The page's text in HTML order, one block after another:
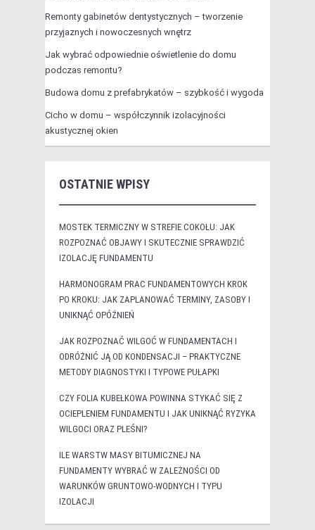
Remonty gabinetów dentystycznych – tworzenie
przyjaznych i nowoczesnych wnętrz
Jak wybrać odpowiednie oświetlenie do domu
podczas remontu?
Budowa domu z prefabrykatów – szybkość i wygoda
Cicho w domu – współczynnik izolacyjności
akustycznej okien
OSTATNIE WPISY
MOSTEK TERMICZNY W STREFIE COKOŁU: JAK
ROZPOZNAĆ OBJAWY I SKUTECZNIE SPRAWDZIĆ
IZOLACJĘ FUNDAMENTU
HARMONOGRAM PRAC FUNDAMENTOWYCH KROK
PO KROKU: JAK ZAPLANOWAĆ TERMINY, ZASOBY I
UNIKNĄĆ OPÓŹNIEŃ
JAK ROZPOZNAĆ WILGOĆ W FUNDAMENTACH I
ODRÓŻNIĆ JĄ OD KONDENSACJI – PRAKTYCZNE
METODY DIAGNOSTYKI I TYPOWE PUŁAPKI
CZY FOLIA KUBEŁKOWA POWINNA STYKAĆ SIĘ Z
OCIEPLENIEM FUNDAMENTU I JAK UNIKNĄĆ RYZYKA
WILGOCI ORAZ PLEŚNI?
ILE WARSTW MASY BITUMICZNEJ NA
FUNDAMENTY WYBRAĆ W ZALEŻNOŚCI OD
WARUNKÓW GRUNTOWO-WODNYCH I TYPU
IZOLACJI